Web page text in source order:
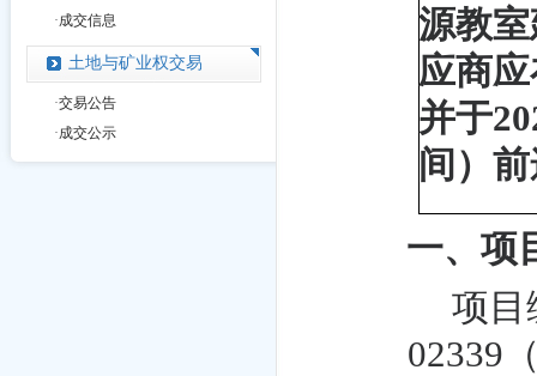
·成交信息
土地与矿业权交易
·交易公告
·成交公示
源教
应商
并于
间）
一、项
项目
02339